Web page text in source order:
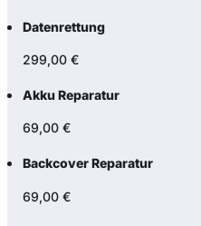
Datenrettung
299,00 €
Akku Reparatur
69,00 €
Backcover Reparatur
69,00 €